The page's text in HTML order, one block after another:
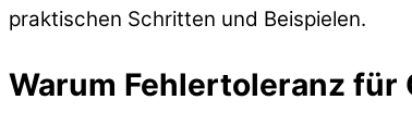
praktischen Schritten und Beispielen.
Warum Fehlertoleranz